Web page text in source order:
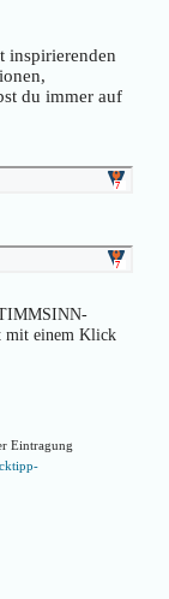
inspirierenden
du immer auf
mit einem Klick
Eintragung